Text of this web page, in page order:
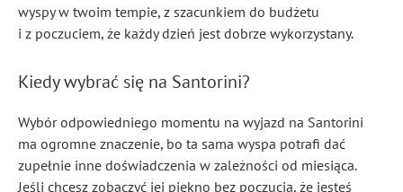
wyspy w twoim tempie, z szacunkiem do budżetu
i z poczuciem, że każdy dzień jest dobrze wykorzystany.
Kiedy wybrać się na Santorini?
Wybór odpowiedniego momentu na wyjazd na Santorini
ma ogromne znaczenie, bo ta sama wyspa potrafi dać
zupełnie inne doświadczenia w zależności od miesiąca.
Jeśli chcesz zobaczyć jej piękno bez poczucia, że jesteś